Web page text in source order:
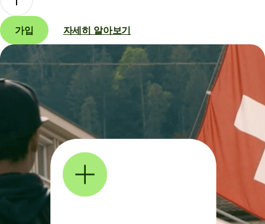
가입 자세히 알아보기